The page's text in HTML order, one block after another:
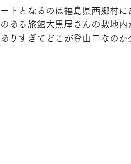
トとなるのは福島県西郷村
ある旅館大黒屋さんの敷地
りすぎてどこが登山口なの